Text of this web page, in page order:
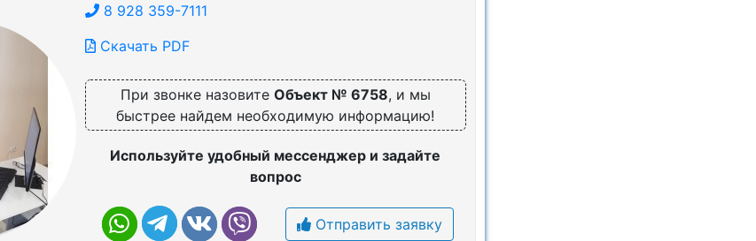
8 928 359-7111
Скачать PDF
При звонке назовите Объект № 6758, и мы
быстрее найдем необходимую информацию!
Используйте удобный мессенджер и задайте
вопрос
Отправить заявку